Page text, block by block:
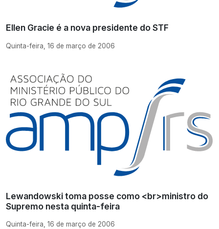
Ellen Gracie é a nova presidente do STF
Quinta-feira, 16 de março de 2006
Lewandowski toma posse como <br>ministro do
Supremo nesta quinta-feira
Quinta-feira, 16 de março de 2006